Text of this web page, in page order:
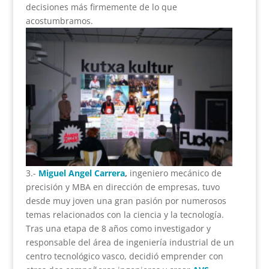
decisiones más firmemente de lo que
acostumbramos.
3.- Miguel Angel Carrera, ingeniero mecánico de
precisión y MBA en dirección de empresas, tuvo
desde muy joven una gran pasión por numerosos
temas relacionados con la ciencia y la tecnología.
Tras una etapa de 8 años como investigador y
responsable del área de ingeniería industrial de un
centro tecnológico vasco, decidió emprender con